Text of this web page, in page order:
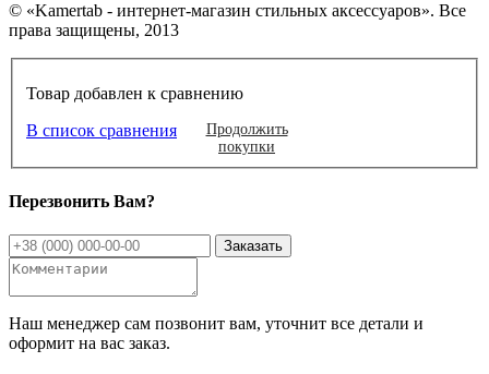
© «Kamertab - интернет-магазин стильных аксессуаров». Все
права защищены, 2013
Товар добавлен к сравнению
В список сравнения
Продолжить
покупки
Перезвонить Вам?
Наш менеджер сам позвонит вам, уточнит все детали и
оформит на вас заказ.